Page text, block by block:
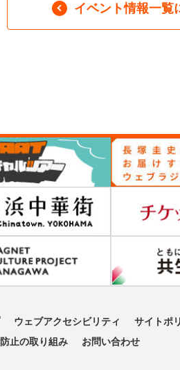
イベント情報一覧
ウェブアクセシビリティ サイトポ
止の取り組み
お問い合わせ